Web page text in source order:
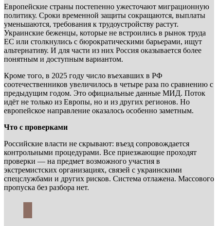
Европейские страны постепенно ужесточают миграционную
политику. Сроки временной защиты сокращаются, выплаты
уменьшаются, требования к трудоустройству растут.
Украинские беженцы, которые не встроились в рынок труда
ЕС или столкнулись с бюрократическими барьерами, ищут
альтернативу. И для части из них Россия оказывается более
понятным и доступным вариантом.
Кроме того, в 2025 году число въехавших в РФ
соотечественников увеличилось в четыре раза по сравнению с
предыдущим годом. Это официальные данные МИД. Поток
идёт не только из Европы, но и из других регионов. Но
европейское направление оказалось особенно заметным.
Что с проверками
Российские власти не скрывают: въезд сопровождается
контрольными процедурами. Все приезжающие проходят
проверки — на предмет возможного участия в
экстремистских организациях, связей с украинскими
спецслужбами и других рисков. Система отлажена. Массового
пропуска без разбора нет.